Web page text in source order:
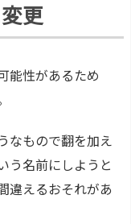
更
能性があるため
なもので翻を加え
う名前にしようと
違えるおそれがあ